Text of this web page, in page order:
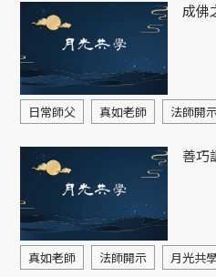
成佛
日常師父 真如老師 法師開
善巧
真如老師 法師開示 月光共